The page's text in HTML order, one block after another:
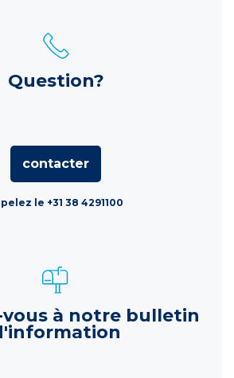
Question?
contacter
le +31 38 4291100
à notre bulletin